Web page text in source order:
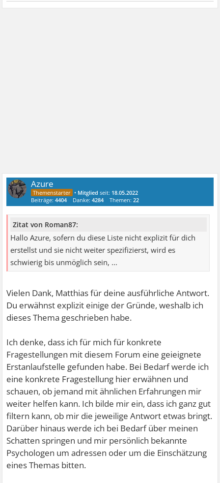
Azure
• Mitglied seit: 18.05.2022
Beiträge:4404 Danke:4284 Themen:22
Zitat von Roman87:
Hallo Azure, sofern du diese Liste nicht explizit für dich
erstellst und sie nicht weiter spezifizierst, wird es
schwierig bis unmöglich sein, ...
Vielen Dank, Matthias für deine ausführliche Antwort.
Du erwähnst explizit einige der Gründe, weshalb ich
dieses Thema geschrieben habe.
Ich denke, dass ich für mich für konkrete
Fragestellungen mit diesem Forum eine geieignete
Erstanlaufstelle gefunden habe. Bei Bedarf werde ich
eine konkrete Fragestellung hier erwähnen und
schauen, ob jemand mit ähnlichen Erfahrungen mir
weiter helfen kann. Ich bilde mir ein, dass ich ganz gut
filtern kann, ob mir die jeweilige Antwort etwas bringt.
Darüber hinaus werde ich bei Bedarf über meinen
Schatten springen und mir persönlich bekannte
Psychologen um adressen oder um die Einschätzung
eines Themas bitten.